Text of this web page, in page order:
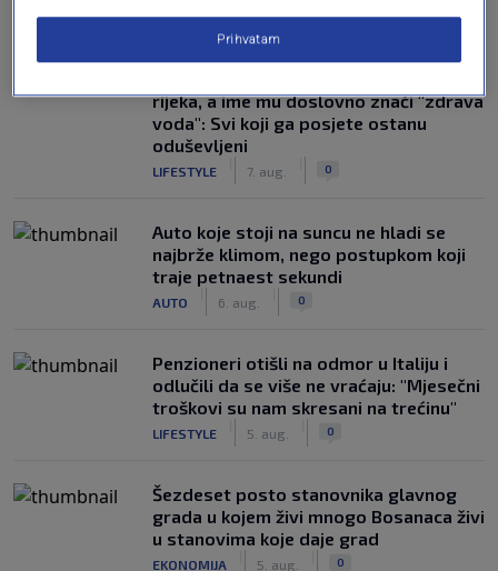
NAJČITANIJE
rijeka, a ime mu doslovno znači "zdrava
voda": Svi koji ga posjete ostanu
oduševljeni
LIFESTYLE 7. aug. 0
Auto koje stoji na suncu ne hladi se
najbrže klimom, nego postupkom koji
traje petnaest sekundi
AUTO 6. aug. 0
Penzioneri otišli na odmor u Italiju i
odlučili da se više ne vraćaju: "Mjesečni
troškovi su nam skresani na trećinu"
LIFESTYLE 5. aug. 0
Šezdeset posto stanovnika glavnog
grada u kojem živi mnogo Bosanaca živi
u stanovima koje daje grad
EKONOMIJA 5. aug. 0
Prihvatam